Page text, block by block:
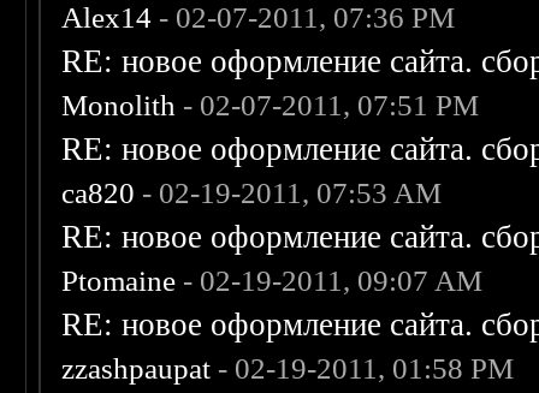
Alex14 - 02-07-2011, 07:36 PM
RE: новое оформление сайта.
Monolith - 02-07-2011, 07:51 PM
RE: новое оформление сайта.
ca820 - 02-19-2011, 07:53 AM
RE: новое оформление сайта.
Ptomaine - 02-19-2011, 09:07 AM
RE: новое оформление сайта.
zzashpaupat - 02-19-2011, 01:58 PM